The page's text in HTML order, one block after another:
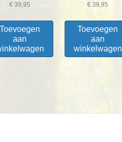
€ 39,95
Toevoegen
aan
€ 39,95
Toevoegen
aan
winkelwagen